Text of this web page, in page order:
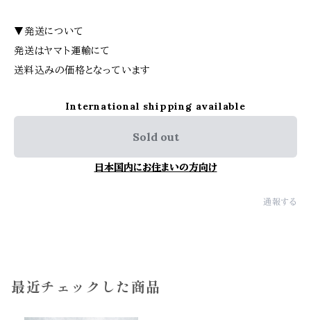
▼発送について
発送はヤマト運輸にて
送料込みの価格となっています
International shipping available
Sold out
日本国内にお住まいの方向け
通報する
最近チェックした商品